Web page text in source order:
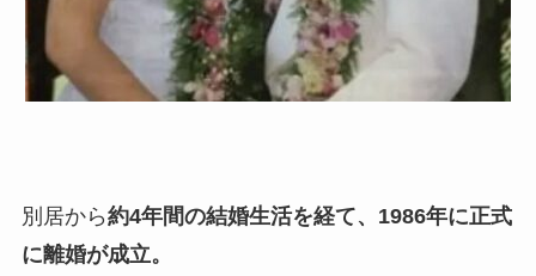
別居から約4年間の結婚生活を経て、1986年に正式
に離婚が成立。